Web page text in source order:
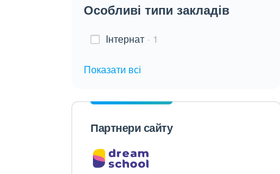
Особливі типи закладів
Інтернат 1
Показати всі
Партнери сайту